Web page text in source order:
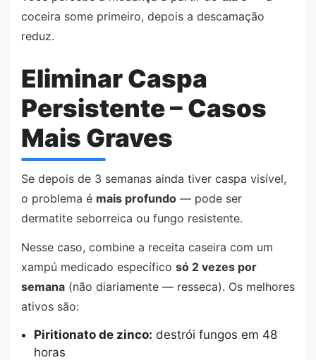
coceira some primeiro, depois a descamação
reduz.
Eliminar Caspa
Persistente – Casos
Mais Graves
Se depois de 3 semanas ainda tiver caspa visível,
o problema é mais profundo — pode ser
dermatite seborreica ou fungo resistente.
Nesse caso, combine a receita caseira com um
xampú medicado específico só 2 vezes por
semana (não diariamente — resseca). Os melhores
ativos são:
Piritionato de zinco: destrói fungos em 48
horas